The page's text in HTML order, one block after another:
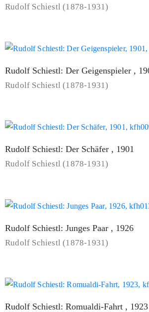
Rudolf Schiestl (1878-1931)
Rudolf Schiestl: Der Geigenspieler ,
Rudolf Schiestl (1878-1931)
Rudolf Schiestl: Der Schäfer , 1901
Rudolf Schiestl (1878-1931)
Rudolf Schiestl: Junges Paar , 1926
Rudolf Schiestl (1878-1931)
Rudolf Schiestl: Romualdi-Fahrt , 1923